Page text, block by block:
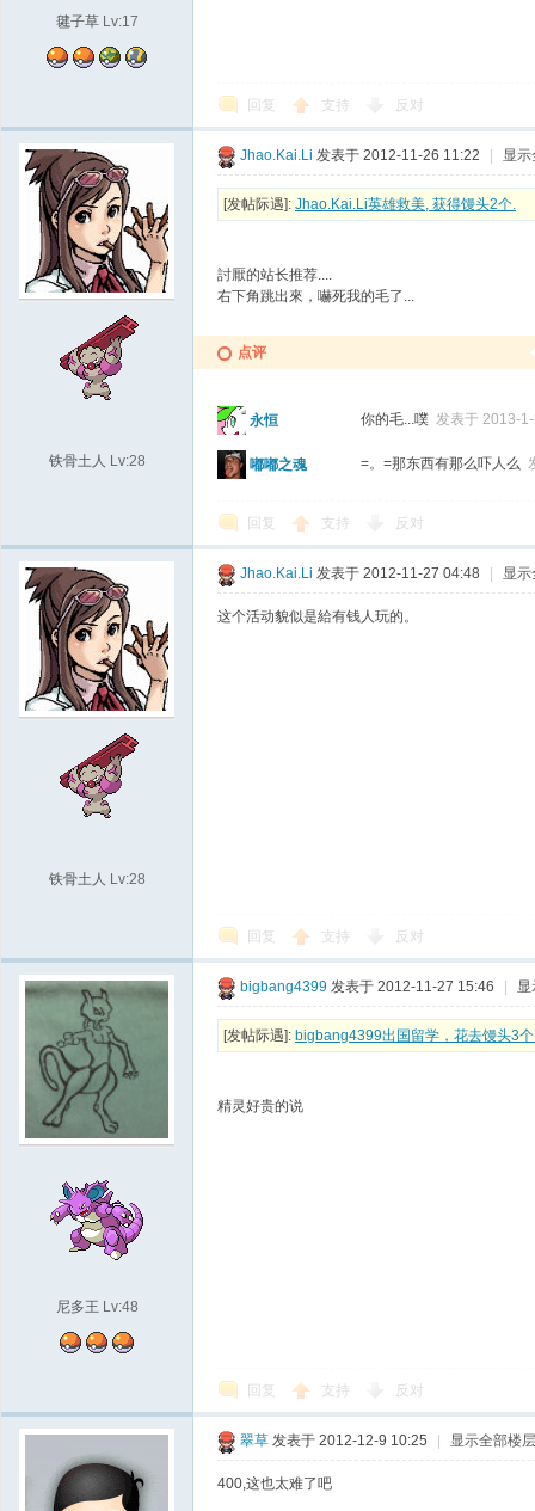
毽子草Lv:17
回复 支持 反对
铁骨土人 Lv:28
Jhao.Kai.Li 发表于 2012-11-26 11:22 | 显
[发帖际遇]: Jhao.Kai.Li英雄救美, 获得馒头2个.
討厭的站长推荐....
右下角跳出來，嚇死我的毛了...
点评
永恒 你的毛...噗 发表于 2013-
嘟嘟之魂 =。=那东西有那么吓人么
回复 支持 反对
铁骨土人 Lv:28
Jhao.Kai.Li 发表于 2012-11-27 04:48 | 显
这个活动貌似是給有钱人玩的。
回复 支持 反对
尼多王 Lv:48
bigbang4399 发表于 2012-11-27 15:46 | 显
[发帖际遇]: bigbang4399出国留学，花去馒头3
精灵好贵的说
回复 支持 反对
翠草 发表于 2012-12-9 10:25 | 显示全部楼层
400,这也太难了吧